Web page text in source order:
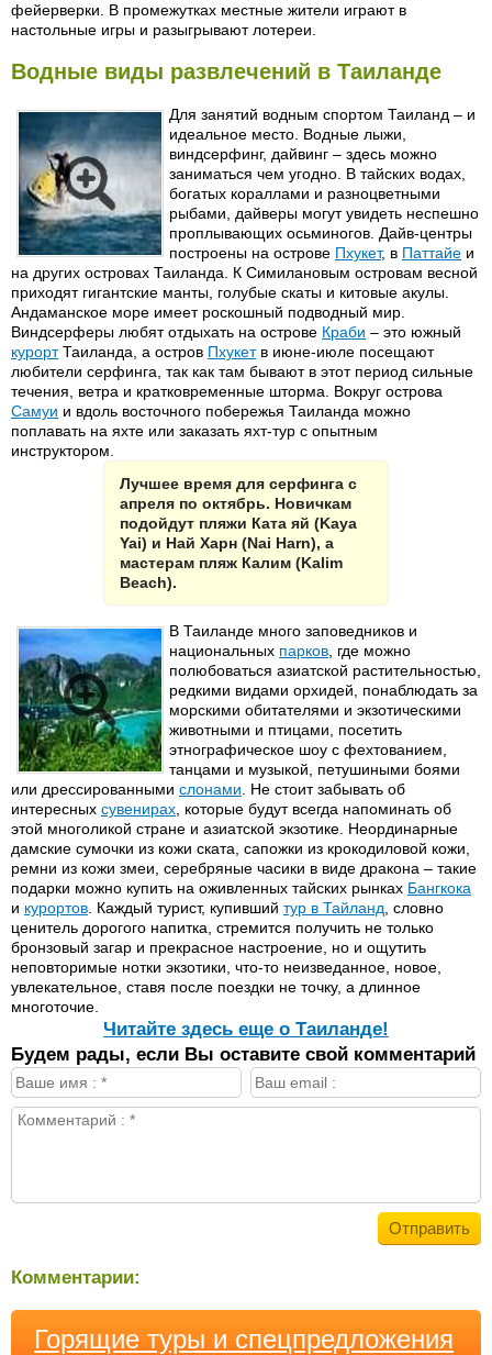
фейерверки. В промежутках местные жители играют в
настольные игры и разыгрывают лотереи.
Водные виды развлечений в Таиланде
Для занятий водным спортом Таиланд – и
идеальное место. Водные лыжи,
виндсерфинг, дайвинг – здесь можно
заниматься чем угодно. В тайских водах,
богатых кораллами и разноцветными
рыбами, дайверы могут увидеть неспешно
проплывающих осьминогов. Дайв-центры
построены на острове Пхукет, в Паттайе и
на других островах Таиланда. К Симилановым островам весной
приходят гигантские манты, голубые скаты и китовые акулы.
Андаманское море имеет роскошный подводный мир.
Виндсерферы любят отдыхать на острове Краби – это южный
курортТаиланда, а остров Пхукетв июне-июле посещают
любители серфинга, так как там бывают в этот период сильные
течения, ветра и кратковременные шторма. Вокруг острова
Самуи и вдоль восточного побережья Таиланда можно
поплавать на яхте или заказать яхт-тур с опытным
инструктором.
Лучшее время для серфинга с
апреля по октябрь. Новичкам
подойдут пляжи Ката яй (Kaya
Yai) и Най Харн (Nai Harn), а
мастерам пляж Калим (Kalim
Beach).
В Таиланде много заповедников и
национальных парков , где можно
полюбоваться азиатской растительностью,
редкими видами орхидей, понаблюдать за
морскими обитателями и экзотическими
животными и птицами, посетить
этнографическое шоу с фехтованием,
танцами и музыкой, петушиными боями
или дрессированными слонами . Не стоит забывать об
интересных сувенирах , которые будут всегда напоминать об
этой многоликой стране и азиатской экзотике. Неординарные
дамские сумочки из кожи ската, сапожки из крокодиловой кожи,
ремни из кожи змеи, серебряные часики в виде дракона – такие
подарки можно купить на оживленных тайских рынках Бангкока
и курортов . Каждый турист, купивший тур в Тайланд , словно
ценитель дорогого напитка, стремится получить не только
бронзовый загар и прекрасное настроение, но и ощутить
неповторимые нотки экзотики, что-то неизведанное, новое,
увлекательное, ставя после поездки не точку, а длинное
многоточие.
Читайте здесь еще о Таиланде!
Будем рады, если Вы оставите свой комментарий
Комментарии:
Горящие туры и спецпредложения